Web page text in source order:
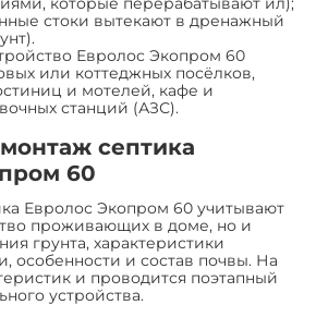
стоки вытекают в дренажный
Евролос Экопром 60
или коттеджных посёлков,
и мотелей, кафе и
станций (АЗС).
септика
60
Евролос Экопром 60 учитывают
проживающих в доме, но и
грунта, характеристики
особенности и состав почвы. На
и проводится поэтапный
устройства.